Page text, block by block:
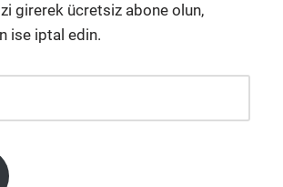
girerek ücretsiz abone olun,
ise iptal edin.